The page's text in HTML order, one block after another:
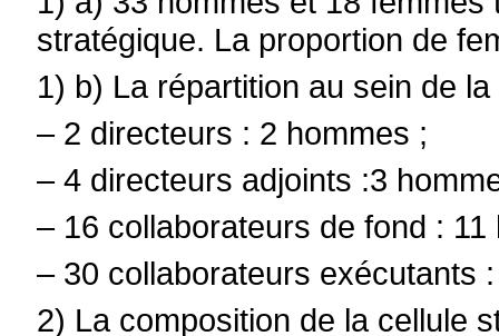
stratégique. La proportion de
1) b) La répartition au sein de
– 2 directeurs : 2 hommes ;
– 4 directeurs adjoints :3
– 16 collaborateurs de fond :
– 30 collaborateurs exécutants
2) La composition de la cellule